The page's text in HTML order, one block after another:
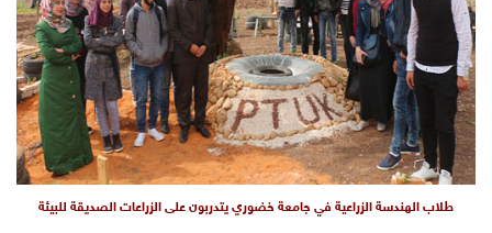
طلاب الهندسة الزراعية في جامعة خضوري يتدربون على الزراعات الصديقة للبيئة